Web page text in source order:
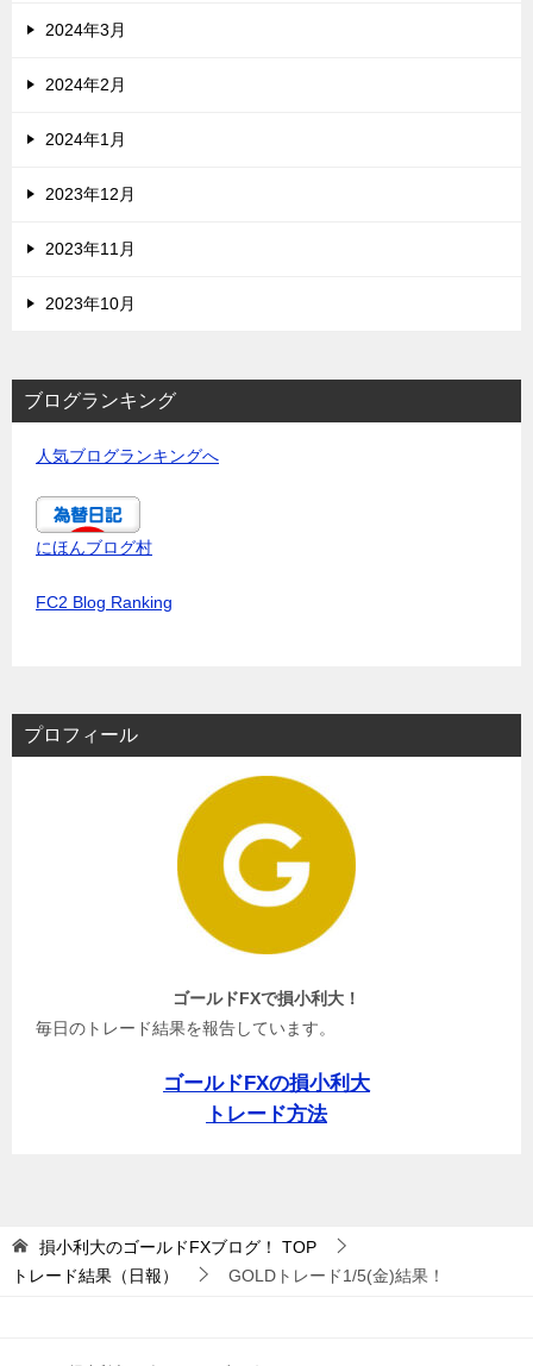
2024年3月
2024年2月
2024年1月
2023年12月
2023年11月
2023年10月
ブログランキング
人気ブログランキングへ
にほんブログ村
FC2 Blog Ranking
プロフィール
ゴールドFXで損小利大！
毎日のトレード結果を報告しています。
ゴールドFXの損小利大
トレード方法
損小利大のゴールドFXブログ！
TOP
トレード結果（日報）
GOLDトレード1/5(金)結果！